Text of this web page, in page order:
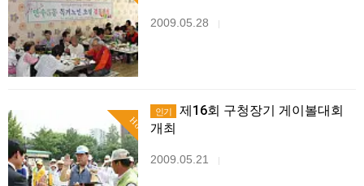
2009.05.28 |
Hot
인기
제16회 구청장기 게이볼대회
개최
2009.05.21 |